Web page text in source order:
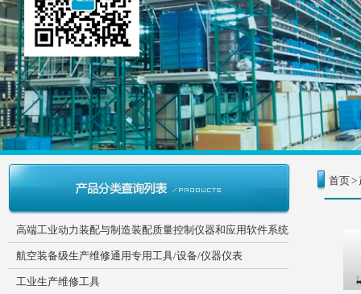
高端工业动力装配与制造装配质量控制仪器和应用软件系统
航空装备级生产维修通用专用工具/设备/仪器仪表
工业生产维修工具
首页>